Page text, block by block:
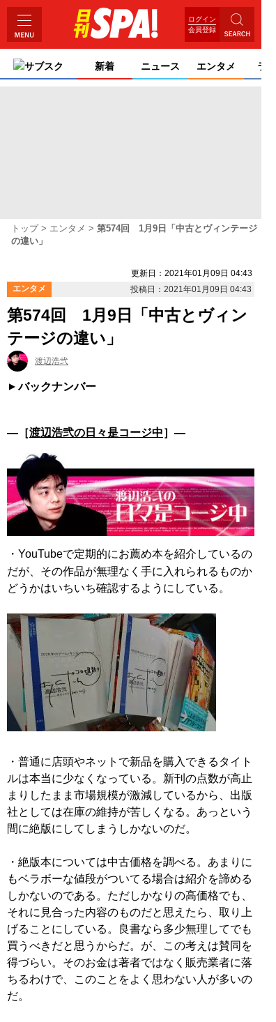
ログイン
会員登録
サブスク 新着 ニュース エンタメ ライ
トップ エンタメ
第574回 1月9日「中古とヴィンテージ
の違い」
更新日：2021年01月09日 04:43
エンタメ
投稿日：2021年01月09日 04:43
第574回 1月9日「中古とヴィン
テージの違い」
渡辺浩弐
バックナンバー
―［渡辺浩弐の日々是コージ中］―
・YouTubeで定期的にお薦め本を紹介しているの
だが、その作品が無理なく手に入れられるものか
どうかはいちいち確認するようにしている。
・普通に店頭やネットで新品を購入できるタイト
ルは本当に少なくなっている。新刊の点数が高止
まりしたまま市場規模が激減しているから、出版
社としては在庫の維持が苦しくなる。あっという
間に絶版にしてしまうしかないのだ。
・絶版本については中古価格を調べる。あまりに
もベラボーな値段がついてる場合は紹介を諦める
しかないのである。ただしかなりの高価格でも、
それに見合った内容のものだと思えたら、取り上
げることにしている。良書なら多少無理してでも
買うべきだと思うからだ。が、この考えは賛同を
得づらい。そのお金は著者ではなく販売業者に落
ちるわけで、このことをよく思わない人が多いの
だ。